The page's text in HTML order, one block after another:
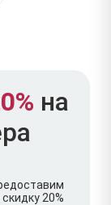
на
20%